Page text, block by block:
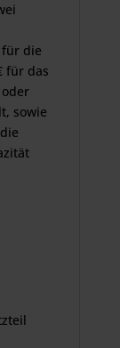
die
für das
sowie